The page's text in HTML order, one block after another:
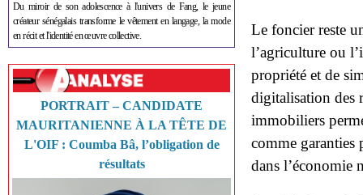
Du miroir de son adolescence à l'univers de Fang, le jeune
créateur sénégalais transforme le vêtement en langage, la mode
en récit et l'identité en œuvre collective.
PORTRAIT – CANDIDATE
MAURITANIENNE À LA TÊTE DE
L'OIF : Coumba Bâ, l’obligation de
résultats
Le foncier reste
l’agriculture ou
propriété et de
digitalisation des
immobiliers
comme garanties
dans l’économie